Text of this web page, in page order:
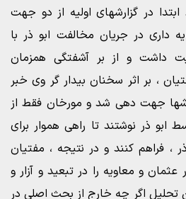
ابتدا در گزارشهای اولیه از دو جهت
در جریان مخالفت ابو ذر با
داشت و از بر آشفتگی همزمان
، بر اثر سخنان بیدار گر وی خبر
جهت دهی شد و مورخان فقط از
ابو ذر نوشتند تا راهی هموار برای
فراهم کنند و در نتیجه ، مفتیان
عثمان و معاویه را در تبعید و آزار و
تحلیل اگر چه خارج از بحث اصلی در